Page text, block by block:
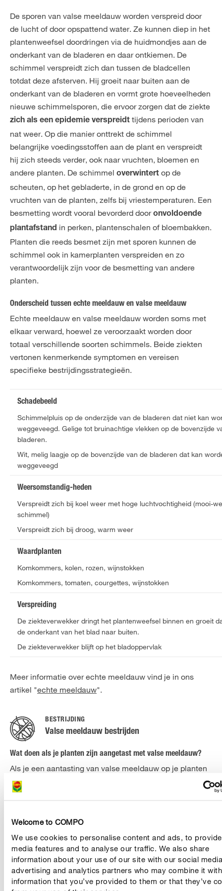
Welcome to COMPO
We use cookies to personalise content and ads, to
media features and to analyse our traffic. We also share
information about your use of our site with our social
advertising and analytics partners who may combine it
information that you’ve provided to them or that they’ve
De sporen van valse meeldauw worden verspreid door
de lucht of door opspattend water. Ze kunnen diep in het
plantenweefsel doordringen via de huidmondjes aan de
onderkant van de bladeren en daar ontkiemen. De
schimmel verspreidt zich dan tussen de bladcellen
totdat deze afsterven. Hij groeit naar buiten aan de
onderkant van de bladeren en vormt grote hoeveelheden
nieuwe schimmelsporen, die ervoor zorgen dat de ziekte
zich als een epidemie verspreidt tijdens perioden van
nat weer. Op die manier onttrekt de schimmel
belangrijke voedingsstoffen aan de plant en verspreidt
hij zich steeds verder, ook naar vruchten, bloemen en
andere planten. De schimmel overwintert op de
scheuten, op het gebladerte, in de grond en op de
vruchten van de planten, zelfs bij vriestemperaturen. Een
besmetting wordt vooral bevorderd dooronvoldoende
plantafstand in perken, plantenschalen of bloembakken.
Planten die reeds besmet zijn met sporen kunnen de
schimmel ook in kamerplanten verspreiden en zo
verantwoordelijk zijn voor de besmetting van andere
planten.
Onderscheid tussen echte meeldauw en valse meeldauw
Echte meeldauw en valse meeldauw worden soms met
elkaar verward, hoewel ze veroorzaakt worden door
totaal verschillende soorten schimmels. Beide ziekten
vertonen kenmerkende symptomen en vereisen
specifieke bestrijdingsstrategieën.
Schadebeeld
Schimmelpluis op de onderzijde van de bladeren dat niet kan
weggeveegd. Gelige tot bruinachtige vlekken op de bovenzijde
bladeren.
Wit, melig laagje op de bovenzijde van de bladeren dat kan
weggeveegd
Weersomstandig-heden
Verspreidt zich bij koel weer met hoge luchtvochtigheid (mooi-
schimmel)
Verspreidt zich bij droog, warm weer
Waardplanten
Komkommers, kolen, rozen, wijnstokken
Komkommers, tomaten, courgettes, wijnstokken
Verspreiding
De ziekteverwekker dringt het plantenweefsel binnen en groeit
de onderkant van het blad naar buiten.
De ziekteverwekker blijft op het bladoppervlak
Meer informatie over echte meeldauw vind je in ons
artikel "echte meeldauw".
BESTRIJDING
Valse meeldauw bestrijden
Wat doen als je planten zijn aangetast met valse meeldauw?
Als je een aantasting van valse meeldauw op je planten
ontdekt, moet je heel snel ingrijpen. Verwijder
aangetaste bladeren en vruchten zo snel mogelijk en
gooit, kan de meeldauw zich gemakkelijk verder
verspreiden.
Gebruik ter bescherming van de planten een
aangepaste ziektebestrijderom de schimmel en zijn
sporen effectief te bestrijden.COMPO Brandnetelgieris